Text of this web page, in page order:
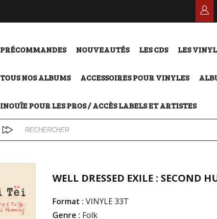
PRÉCOMMANDES NOUVEAUTÉS LES CDS LES
TOUS NOS ALBUMS ACCESSOIRES POUR VINYLES
INOUÏE POUR LES PROS / ACCÈS LABELS ET ARTISTES
WELL DRESSED EXILE : SECOND
Format : VINYLE 33T
Genre : Folk